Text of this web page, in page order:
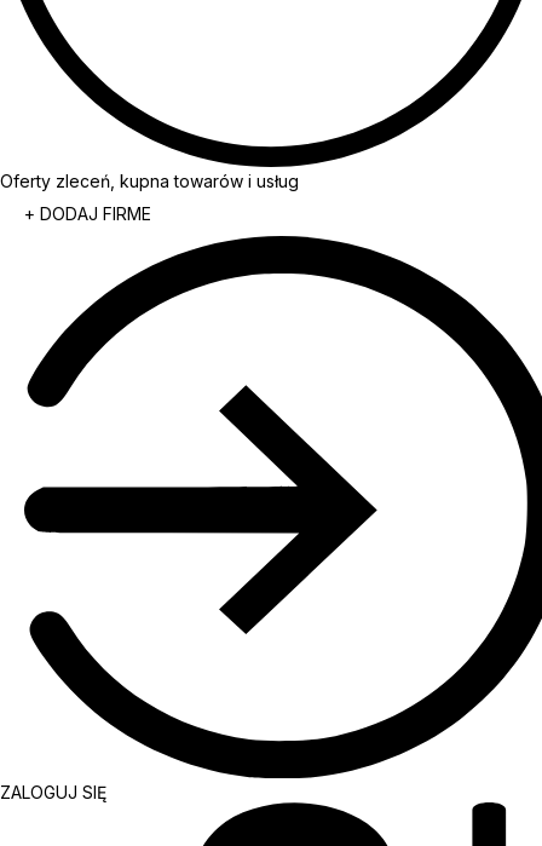
Oferty zleceń, kupna towarów i usług
+ DODAJ FIRME
ZALOGUJ SIĘ